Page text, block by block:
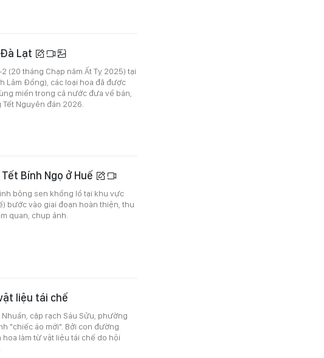
Lạt
(20 tháng Chạp năm Ất Tỵ 2025) tại
Lâm Đồng), các loại hoa đã được
miền trong cả nước đưa về bán,
Nguyên đán 2026.
Bính Ngọ ở Huế
bông sen khổng lồ tại khu vực
bước vào giai đoạn hoàn thiện, thu
quan, chụp ảnh.
liệu tái chế
cặp rạch Sáu Sửu, phường
"chiếc áo mới". Bởi con đường
làm từ vật liệu tái chế do hội